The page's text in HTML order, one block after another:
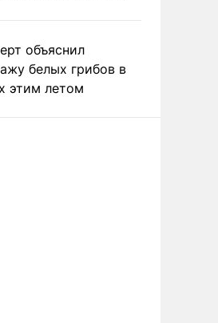
объяснил
белых грибов в
этим летом